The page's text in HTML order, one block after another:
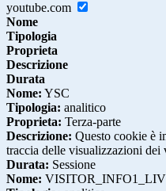
youtube.com
Nome
Tipologia
Proprieta
Descrizione
Durata
Nome: YSC
Tipologia: analitico
Proprieta: Terza-parte
Descrizione: Questo cookie è
traccia delle visualizzazioni dei
Durata: Sessione
Nome: